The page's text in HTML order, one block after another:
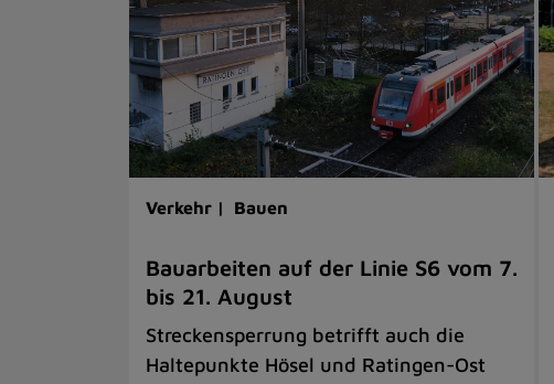
Verkehr | Bauen
Bauarbeiten auf der Linie S6 vom 7.
bis 21. August
Streckensperrung betrifft auch die
Haltepunkte Hösel und Ratingen-Ost